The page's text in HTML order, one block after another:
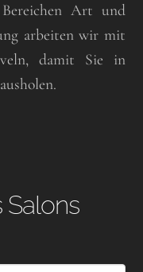
Art und
arbeiten wir mit
damit Sie in
Salons